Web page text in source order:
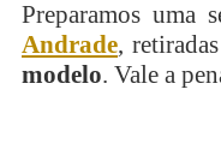
Preparamos uma
Andrade,
modelo. Vale a